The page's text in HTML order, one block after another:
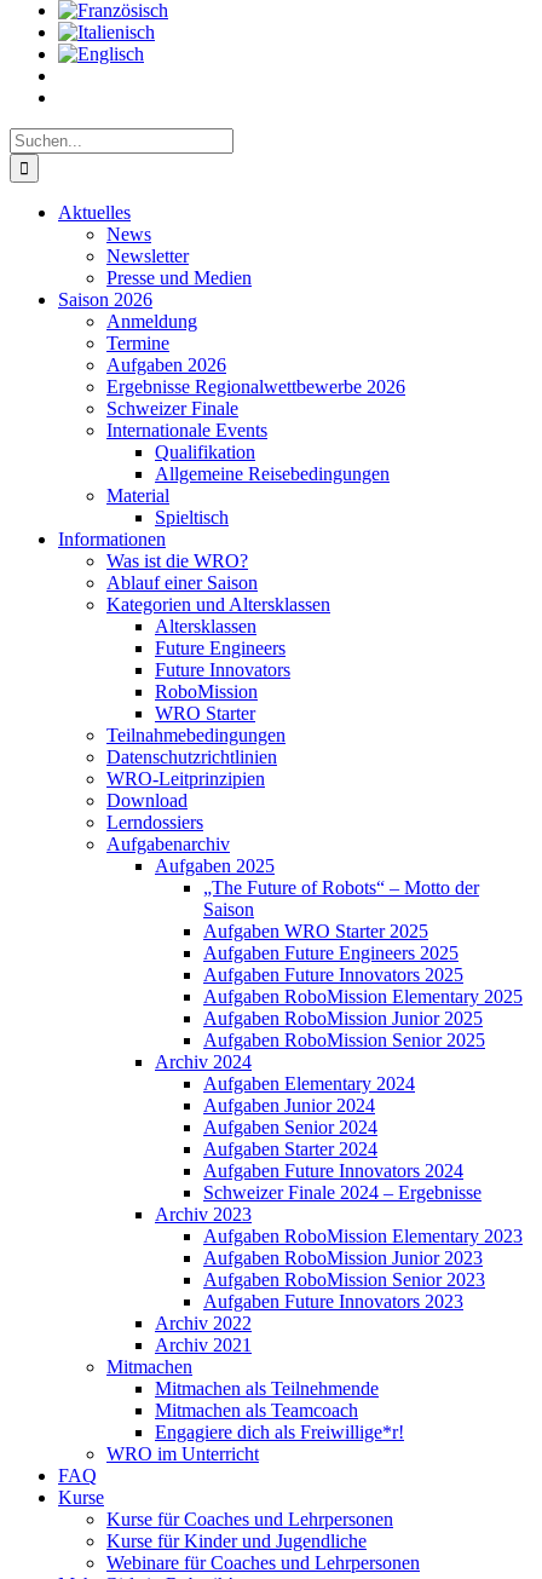
Suche
nach:
Aktuelles
News
Newsletter
Presse und Medien
Saison 2026
Anmeldung
Termine
Aufgaben 2026
Ergebnisse Regionalwettbewerbe 2026
Schweizer Finale
Internationale Events
Qualifikation
Allgemeine Reisebedingungen
Material
Spieltisch
Informationen
Was ist die WRO?
Ablauf einer Saison
Kategorien und Altersklassen
Altersklassen
Future Engineers
Future Innovators
RoboMission
WRO Starter
Teilnahmebedingungen
Datenschutzrichtlinien
WRO-Leitprinzipien
Download
Lerndossiers
Aufgabenarchiv
Aufgaben 2025
„The Future of Robots“ – Motto der
Saison
Aufgaben WRO Starter 2025
Aufgaben Future Engineers 2025
Aufgaben Future Innovators 2025
Aufgaben RoboMission Elementary 2025
Aufgaben RoboMission Junior 2025
Aufgaben RoboMission Senior 2025
Archiv 2024
Aufgaben Elementary 2024
Aufgaben Junior 2024
Aufgaben Senior 2024
Aufgaben Starter 2024
Aufgaben Future Innovators 2024
Schweizer Finale 2024 – Ergebnisse
Archiv 2023
Aufgaben RoboMission Elementary 2023
Aufgaben RoboMission Junior 2023
Aufgaben RoboMission Senior 2023
Aufgaben Future Innovators 2023
Archiv 2022
Archiv 2021
Mitmachen
Mitmachen als Teilnehmende
Mitmachen als Teamcoach
Engagiere dich als Freiwillige*r!
WRO im Unterricht
FAQ
Kurse
Kurse für Coaches und Lehrpersonen
Kurse für Kinder und Jugendliche
Webinare für Coaches und Lehrpersonen